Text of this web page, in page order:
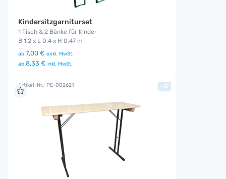
Kindersitzgarniturset
1 Tisch & 2 Bänke für Kinder
B 1,2 x L 0,4 x H 0,47 m
ab 7,00 € exkl. MwSt.
ab 8,33 € inkl. MwSt.
Artikel-Nr.: PE-002621 +